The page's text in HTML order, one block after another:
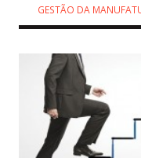
GESTÃO DA